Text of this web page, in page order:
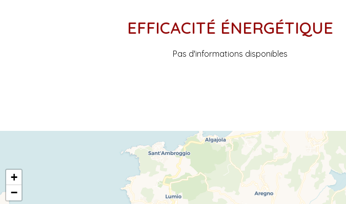
EFFICACITÉ ÉNERGÉTIQUE
Pas d'informations disponibles
+
−